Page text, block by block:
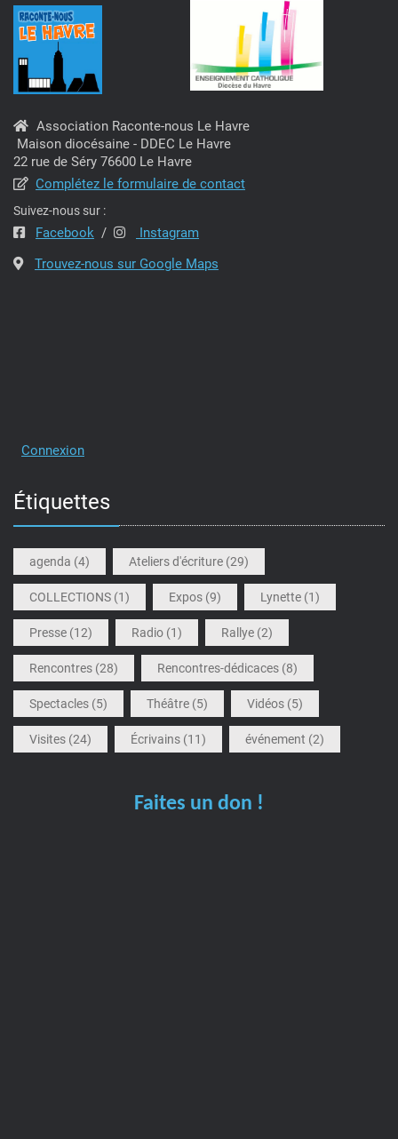
Association Raconte-nous Le Havre
Maison diocésaine - DDEC Le Havre
22 rue de Séry 76600 Le Havre
Complétez le formulaire de contact
Suivez-nous sur :
Facebook /
Instagram
Trouvez-nous sur Google Maps
Connexion
Étiquettes
agenda (4) Ateliers d'écriture (29)
COLLECTIONS (1) Expos (9) Lynette (1)
Presse (12) Radio (1) Rallye (2)
Rencontres (28) Rencontres-dédicaces (8)
Spectacles (5) Théâtre (5) Vidéos (5)
Visites (24) Écrivains (11) événement (2)
Faites un don !